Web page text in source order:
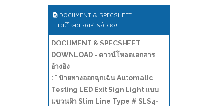
DOCUMENT & SPECSHEET -
ดาวน์โหลดเอกสารอ้างอิง
DOCUMENT & SPECSHEET
DOWNLOAD - ดาวน์โหลดเอกสาร
อ้างอิง
: " ป้ายทางออกฉุกเฉิน Automatic
Testing LED Exit Sign Light แบบ
แขวนฝ้า Slim Line Type # SLS4-